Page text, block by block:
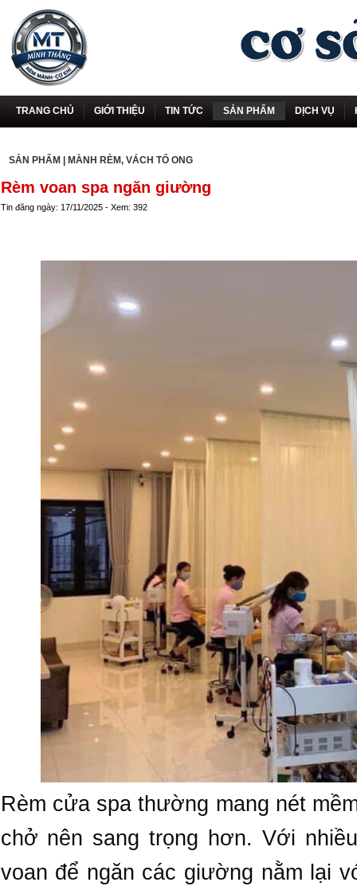
TRANG CHỦ GIỚI THIỆU TIN TỨC SẢN PHẨM DỊCH VỤ
SẢN PHẨM MÀNH RÈM, VÁCH TỔ ONG
Rèm voan spa ngăn giường
Tin đăng ngày: 17/11/2025 - Xem: 392
Rèm cửa spa thường mang nét
chở nên sang trọng hơn. Với
voan để ngăn các giường nằm lại